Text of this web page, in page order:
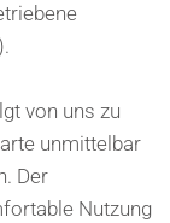
von uns zu
unmittelbar
Der
Nutzung